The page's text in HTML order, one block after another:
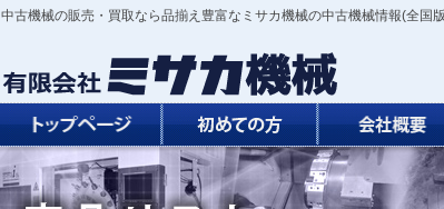
中古機械の販売・買取なら品揃え豊富なミサカ機械の中古機械情報(全国